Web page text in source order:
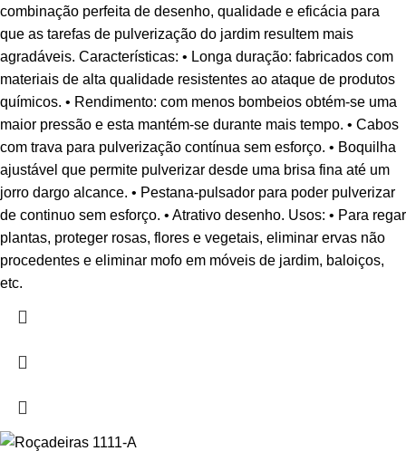
combinação perfeita de desenho, qualidade e eficácia para
que as tarefas de pulverização do jardim resultem mais
agradáveis. Características: • Longa duração: fabricados com
materiais de alta qualidade resistentes ao ataque de produtos
químicos. • Rendimento: com menos bombeios obtém-se uma
maior pressão e esta mantém-se durante mais tempo. • Cabos
com trava para pulverização contínua sem esforço. • Boquilha
ajustável que permite pulverizar desde uma brisa fina até um
jorro dargo alcance. • Pestana-pulsador para poder pulverizar
de continuo sem esforço. • Atrativo desenho. Usos: • Para regar
plantas, proteger rosas, flores e vegetais, eliminar ervas não
procedentes e eliminar mofo em móveis de jardim, baloiços,
etc.